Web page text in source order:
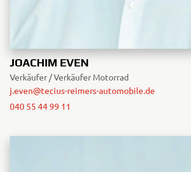
JOACHIM EVEN
Verkäufer / Verkäufer Motorrad
j.even@tecius-reimers-automobile.de
040 55 44 99 11